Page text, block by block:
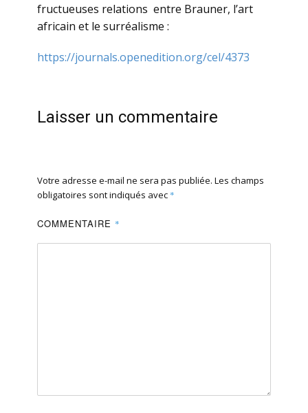
fructueuses relations entre Brauner, l’art
africain et le surréalisme :
https://journals.openedition.org/cel/4373
Laisser un commentaire
Votre adresse e-mail ne sera pas publiée. Les champs
obligatoires sont indiqués avec *
COMMENTAIRE *